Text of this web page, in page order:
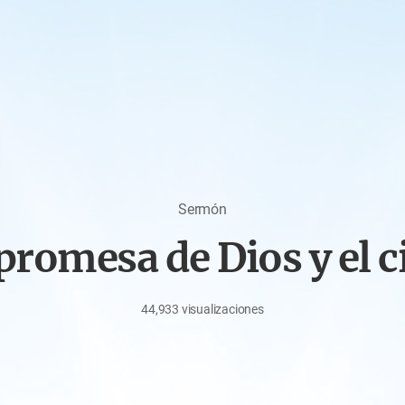
Sermón
de Dios y el
noviembre
44,933 visualizaciones